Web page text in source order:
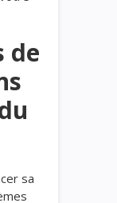
de
sa